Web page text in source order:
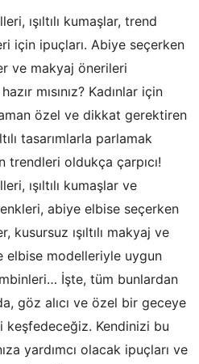
ışıltılı kumaşlar, trend
için ipuçları. Abiye seçerken
ve makyaj önerileri
mısınız? Kadınlar için
özel ve dikkat gerektiren
tasarımlarla parlamak
trendleri oldukça çarpıcı!
ışıltılı kumaşlar ve
abiye elbise seçerken
ışıltılı makyaj ve
elbise modelleriyle uygun
İşte, tüm bunlardan
göz alıcı ve özel bir geceye
keşfedeceğiz. Kendinizi bu
yardımcı olacak ipuçları ve